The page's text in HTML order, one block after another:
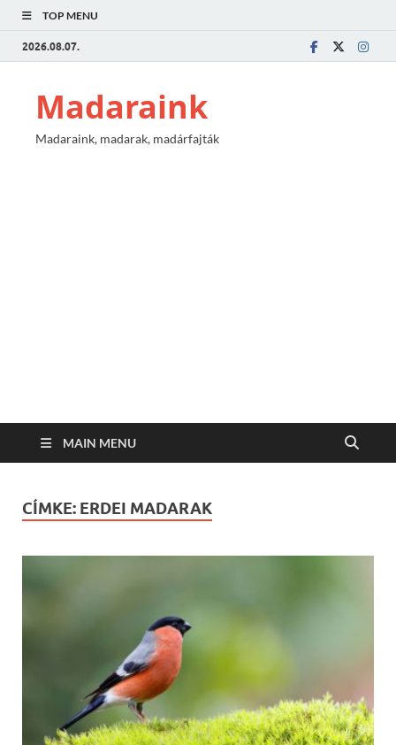
TOP MENU
2026.08.07.
Madaraink
Madaraink, madarak, madárfajták
MAIN MENU
CÍMKE: ERDEI MADARAK